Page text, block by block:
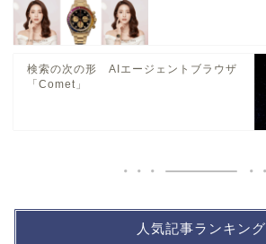
検索の次の形 AIエージェントブラウザ
「Comet」
人気記事ランキング